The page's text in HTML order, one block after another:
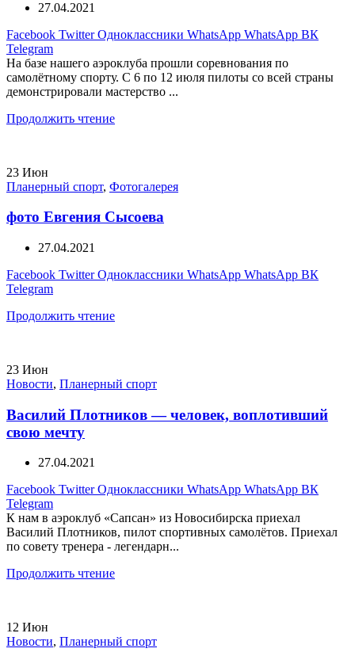
27.04.2021
Facebook Twitter Одноклассники WhatsApp WhatsApp ВК
Telegram
На базе нашего аэроклуба прошли соревнования по
самолётному спорту. С 6 по 12 июля пилоты со всей страны
демонстрировали мастерство ...
Продолжить чтение
23 Июн
Планерный спорт, Фотогалерея
фото Евгения Сысоева
27.04.2021
Facebook Twitter Одноклассники WhatsApp WhatsApp ВК
Telegram
Продолжить чтение
23 Июн
Новости, Планерный спорт
Василий Плотников — человек, воплотивший
свою мечту
27.04.2021
Facebook Twitter Одноклассники WhatsApp WhatsApp ВК
Telegram
К нам в аэроклуб «Сапсан» из Новосибирска приехал
Василий Плотников, пилот спортивных самолётов. Приехал
по совету тренера - легендарн...
Продолжить чтение
12 Июн
Новости, Планерный спорт